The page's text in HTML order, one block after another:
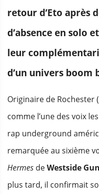
retour d’Eto après
d’absence en solo
leur
d’un univers boom
Originaire de Rochester
comme l’une des voix
rap underground
remarquée au sixième
Hermes deWestside
plus tard, il confirmait